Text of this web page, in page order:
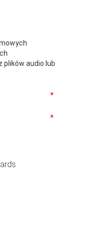
plików audio lub
*
*